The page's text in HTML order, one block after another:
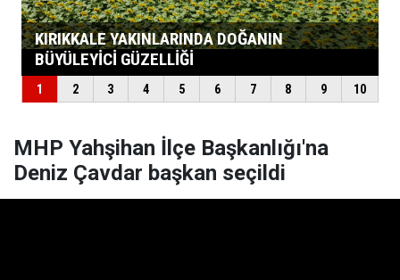
MHP Yahşihan İlçe Başkanlığı'na
Deniz Çavdar başkan seçildi